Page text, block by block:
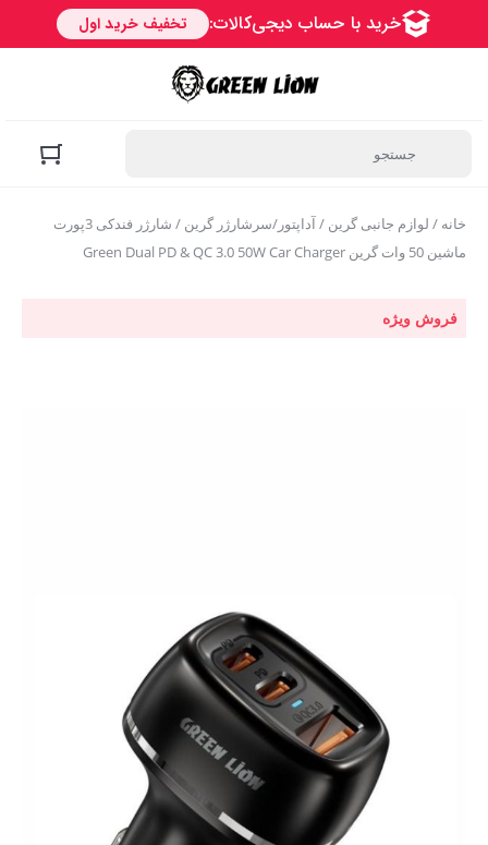
خانه / لوازم جانبی گرین /آداپتور/سرشارژر گرین
/ شارژر فندکی 3پورت
ماشین 50 وات گرین Green Dual PD & QC 3.0 50W Car Charger
فروش ویژه